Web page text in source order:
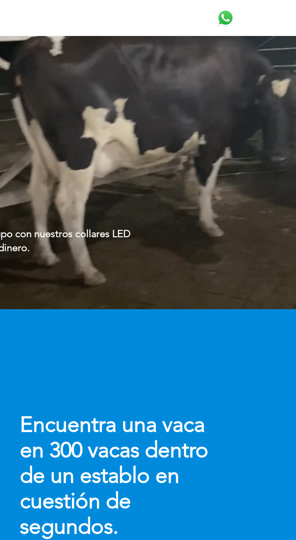
con nuestros collares LED
Encuentra una vaca
en 300 vacas dentro
de un establo en
cuestión de
segundos.